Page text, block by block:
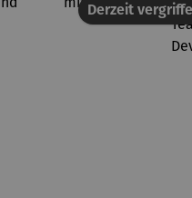
Derzeit